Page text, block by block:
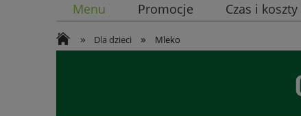
Menu Promocje Czas i
» Dla dzieci » Mleko